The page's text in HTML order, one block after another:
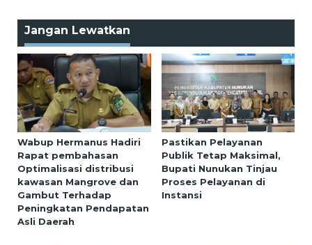
Jangan Lewatkan
Wabup Hermanus Hadiri
Rapat pembahasan
Optimalisasi distribusi
kawasan Mangrove dan
Gambut Terhadap
Peningkatan Pendapatan
Asli Daerah
Pastikan Pelayanan
Publik Tetap Maksimal,
Bupati Nunukan Tinjau
Proses Pelayanan di
Instansi